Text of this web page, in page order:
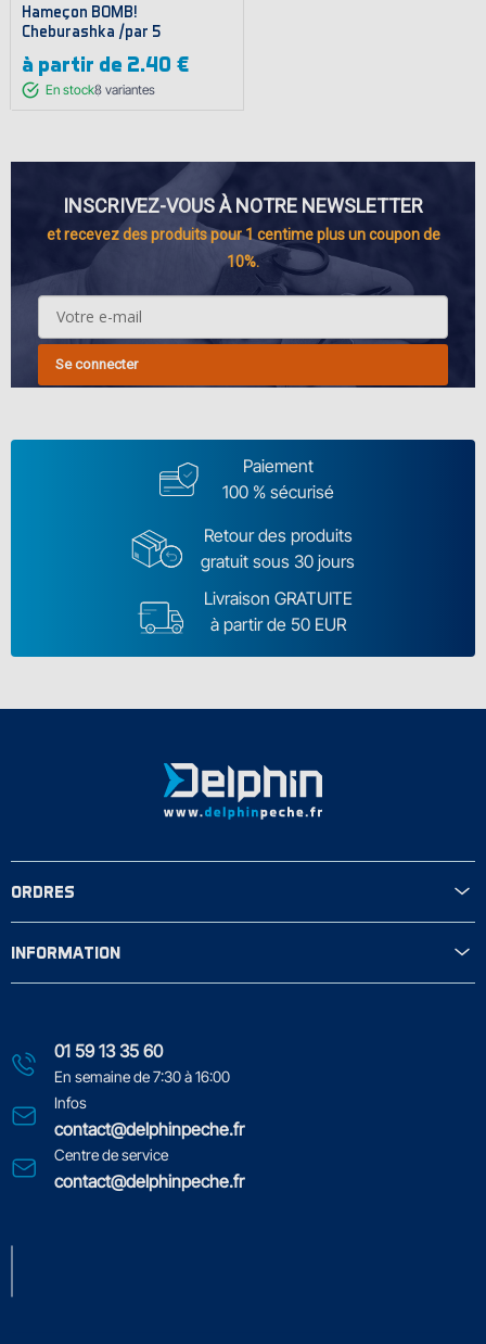
Hameҫon BOMB!
Cheburashka /par 5
à partir de 2.40 €
En stock8 variantes
INSCRIVEZ-VOUS À NOTRE NEWSLETTER
et recevez des produits pour 1 centime plus un coupon de
10%.
Se connecter
Paiement
100 % sécurisé
Retour des produits
gratuit sous 30 jours
Livraison GRATUITE
à partir de 50 EUR
01 59 13 35 60
En semaine de 7:30 à 16:00
Infos
contact@delphinpeche.fr
Centre de service
contact@delphinpeche.fr
ORDRES
INFORMATION